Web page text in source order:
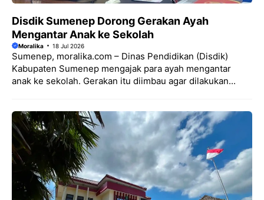
Disdik Sumenep Dorong Gerakan Ayah
Mengantar Anak ke Sekolah
Moralika 18 Jul 2026
Sumenep, moralika.com – Dinas Pendidikan (Disdik)
Kabupaten Sumenep mengajak para ayah mengantar
anak ke sekolah. Gerakan itu diimbau agar dilakukan...